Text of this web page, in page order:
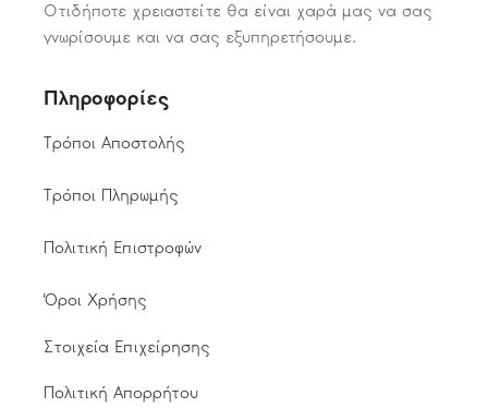
Οτιδήποτε χρειαστείτε θα είναι χαρά μας να σας
γνωρίσουμε και να σας εξυπηρετήσουμε.
Πληροφορίες
Τρόποι Αποστολής
Τρόποι Πληρωμής
Πολιτική Επιστροφών
Όροι Χρήσης
Στοιχεία Επιχείρησης
Πολιτική Απορρήτου